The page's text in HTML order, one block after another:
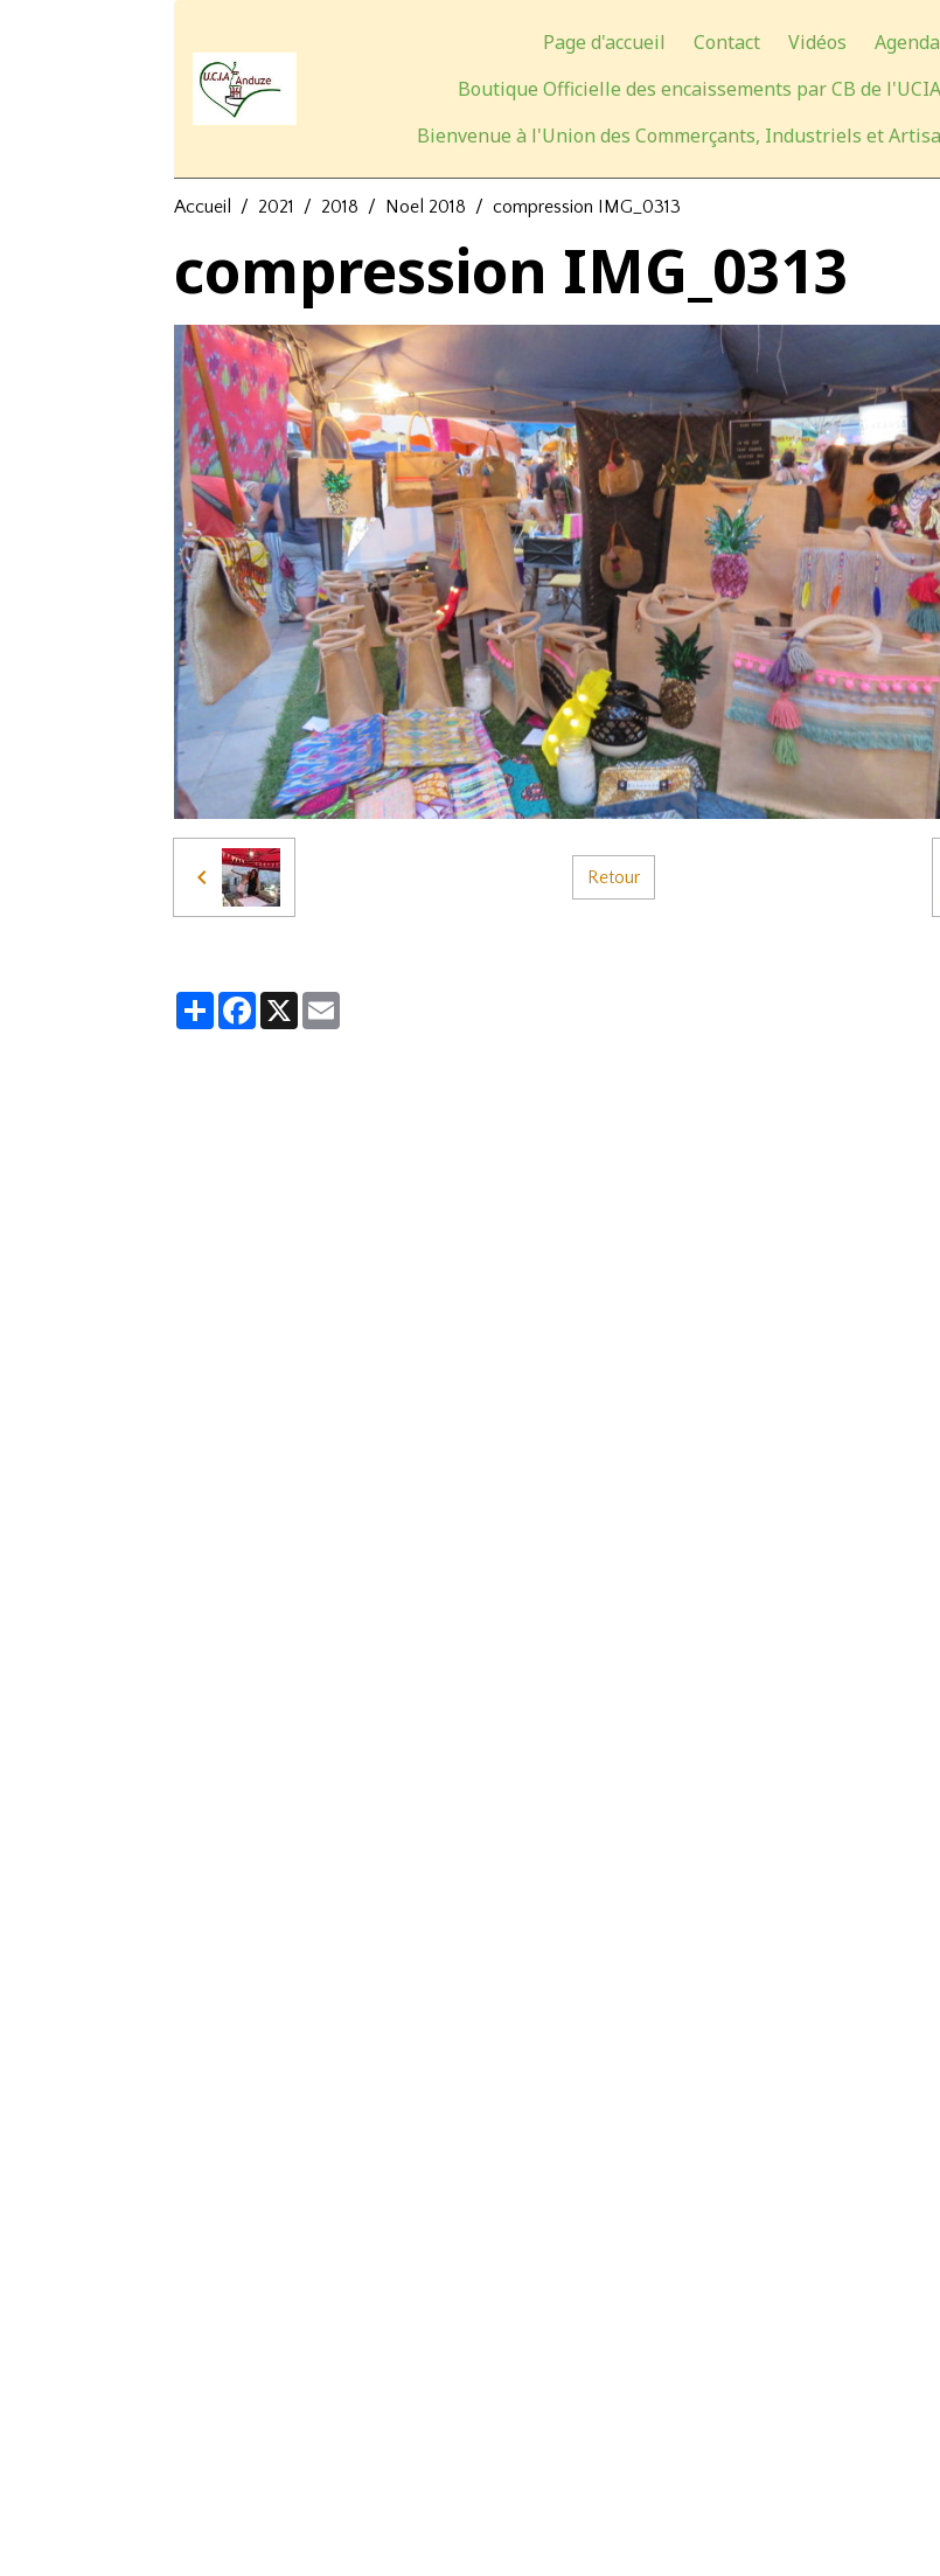
Page d'accueil Contact Vidéos Agenda
Boutique Officielle des encaissements par CB de
Bienvenue à l'Union des Commerçants, Industriels et
Accueil 2021 2018 Noel 2018 compression IMG_0313
compression IMG_0313
Retour
PartagerFacebook
X